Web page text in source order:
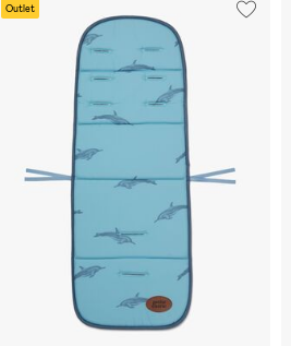
Outlet